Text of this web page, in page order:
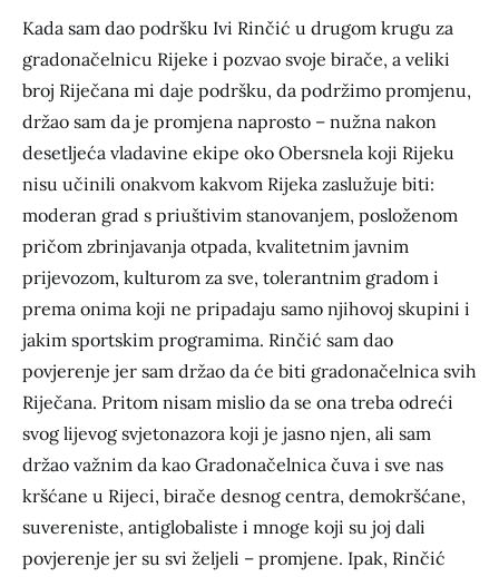
Kada sam dao podršku Ivi Rinčić u drugom krugu za
gradonačelnicu Rijeke i pozvao svoje birače, a veliki
broj Riječana mi daje podršku, da podržimo promjenu,
držao sam da je promjena naprosto – nužna nakon
desetljeća vladavine ekipe oko Obersnela koji Rijeku
nisu učinili onakvom kakvom Rijeka zaslužuje biti:
moderan grad s priuštivim stanovanjem, posloženom
pričom zbrinjavanja otpada, kvalitetnim javnim
prijevozom, kulturom za sve, tolerantnim gradom i
prema onima koji ne pripadaju samo njihovoj skupini i
jakim sportskim programima. Rinčić sam dao
povjerenje jer sam držao da će biti gradonačelnica svih
Riječana. Pritom nisam mislio da se ona treba odreći
svog lijevog svjetonazora koji je jasno njen, ali sam
držao važnim da kao Gradonačelnica čuva i sve nas
kršćane u Rijeci, birače desnog centra, demokršćane,
suvereniste, antiglobaliste i mnoge koji su joj dali
povjerenje jer su svi željeli – promjene. Ipak, Rinčić